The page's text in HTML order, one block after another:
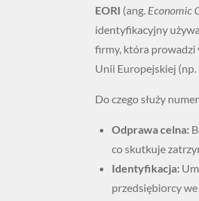
EORI (ang. Economic
identyfikacyjny
firmy, która prowadzi
Unii Europejskiej
Do czego służy
Odprawa celna:
co skutkuje
Identyfikacja:
przedsiębiorcy